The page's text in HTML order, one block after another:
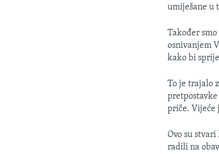
umiješane u
Također
osnivanjem
kako bi
To je trajalo
pretpostavke
priče. Vijeće
Ovo su
radili na